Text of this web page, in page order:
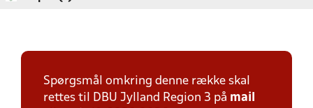
Spørgsmål omkring denne række skal
rettes til DBU Jylland Region 3 på mail